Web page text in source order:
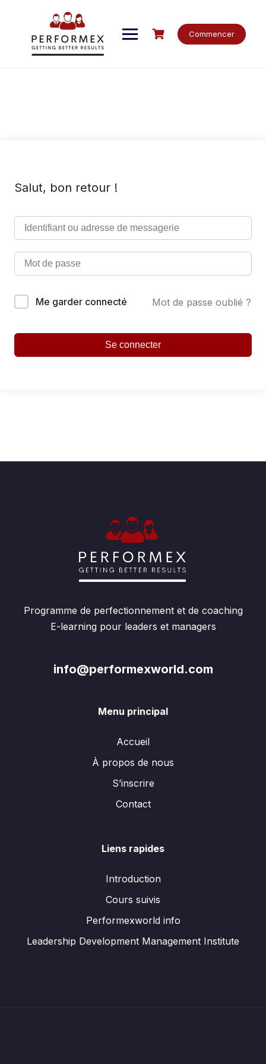
Commencer
Salut, bon retour !
Me garder connecté Mot de passe oublié ?
Se connecter
Programme de perfectionnement et de coaching
E-learning pour leaders et managers
info@performexworld.com
Menu principal
Accueil
À propos de nous
S’inscrire
Contact
Liens rapides
Introduction
Cours suivis
Performexworld info
Leadership Development Management Institute